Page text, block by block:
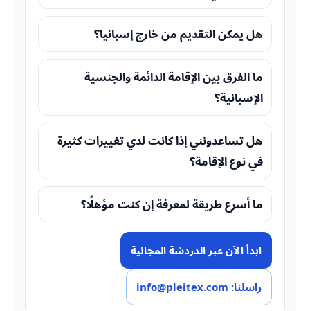
هل يمكن التقديم من خارج إسبانيا؟
ما الفرق بين الإقامة الدائمة والجنسية
الإسبانية؟
هل تساعدونني إذا كانت لدي تغييرات كثيرة
في نوع الإقامة؟
ما أسرع طريقة لمعرفة إن كنت مؤهلًا؟
ابدأ الآن عبر الدردشة المجانية
راسلنا: info@pleitex.com